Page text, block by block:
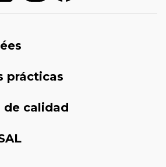
prácticas
de calidad